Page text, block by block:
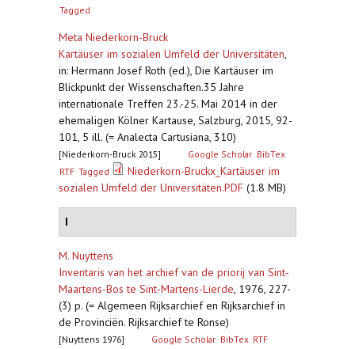
Tagged
Meta Niederkorn-Bruck
Kartäuser im sozialen Umfeld der Universitäten,
in: Hermann Josef Roth (ed.), Die Kartäuser im
Blickpunkt der Wissenschaften.35 Jahre
internationale Treffen 23.-25. Mai 2014 in der
ehemaligen Kölner Kartause, Salzburg, 2015, 92-
101, 5 ill. (= Analecta Cartusiana, 310)
[Niederkorn-Bruck 2015] Google Scholar BibTex
RTF Tagged
Niederkorn-Bruckx_Kartäuser im
sozialen Umfeld der Universitäten.PDF (1.8 MB)
I
M. Nuyttens
Inventaris van het archief van de priorij van Sint-
Maartens-Bos te Sint-Martens-Lierde, 1976, 227-
(3) p. (= Algemeen Rijksarchief en Rijksarchief in
de Provinciën. Rijksarchief te Ronse)
[Nuyttens 1976] Google Scholar BibTex RTF